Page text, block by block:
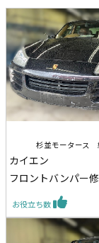
杉並モータース
カイエン
フロントバンパー
お役立ち数